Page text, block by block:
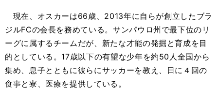
現在、オスカーは66歳、2013年に自らが創立したブラ
ジルFCの会長を務めている。サンパウロ州で最下位のリ
ーグに属するチームだが、新たな才能の発掘と育成を目
的としている。17歳以下の有望な少年を約50人全国から
集め、息子とともに彼らにサッカーを教え、日に４回の
食事と寮、医療を提供している。